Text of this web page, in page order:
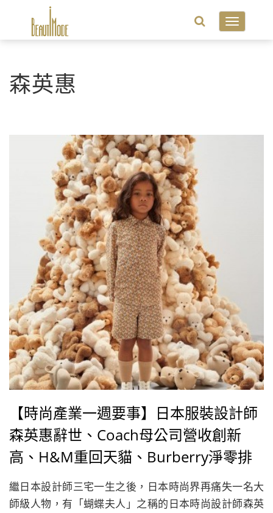
Toggle
森英惠
【時尚產業一週要事】日本服裝設計師
森英惠辭世、Coach母公司營收創新
高、H&M重回天貓、Burberry淨零排
放目標獲准
繼日本設計師三宅一生之後，日本時尚界再痛失一名大
師級人物，有「蝴蝶夫人」之稱的日本時尚設計師森英